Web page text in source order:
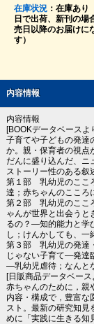
在庫状況：在庫あり
日で出荷、新刊の場
売日以降のお届けに
す）
内容情報
内容情報
[BOOKデータベースよ
子育てや子どもの発達
か。親・保育者の視点
だんに盛り込んだ、ニ
ストーリー性のある叙
第１部 乳幼児のここ
達；赤ちゃんのこころ
第２部 乳幼児のここ
ゃんが世界と出会うと
るの？―知的能力と学
し；けんかしても、一
第３部 乳幼児の発達
じゃない子育て―発達
―乳幼児虐待；なんと
[日販商品データベース
赤ちゃんのために，親
内容・構成で，豊富な
スト。最新の研究知見
めに「実践に生きる知